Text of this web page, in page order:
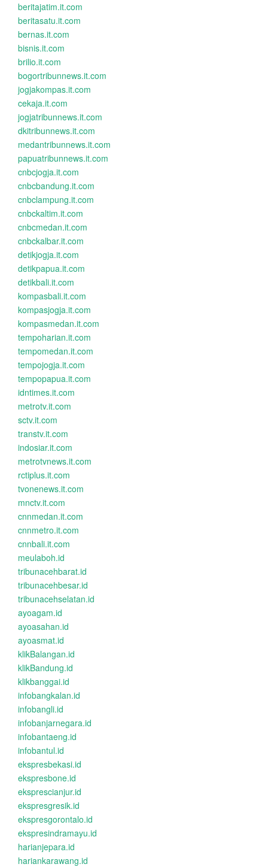
beritajatim.it.com
beritasatu.it.com
bernas.it.com
bisnis.it.com
brilio.it.com
bogortribunnews.it.com
jogjakompas.it.com
cekaja.it.com
jogjatribunnews.it.com
dkitribunnews.it.com
medantribunnews.it.com
papuatribunnews.it.com
cnbcjogja.it.com
cnbcbandung.it.com
cnbclampung.it.com
cnbckaltim.it.com
cnbcmedan.it.com
cnbckalbar.it.com
detikjogja.it.com
detikpapua.it.com
detikbali.it.com
kompasbali.it.com
kompasjogja.it.com
kompasmedan.it.com
tempoharian.it.com
tempomedan.it.com
tempojogja.it.com
tempopapua.it.com
idntimes.it.com
metrotv.it.com
sctv.it.com
transtv.it.com
indosiar.it.com
metrotvnews.it.com
rctiplus.it.com
tvonenews.it.com
mnctv.it.com
cnnmedan.it.com
cnnmetro.it.com
cnnbali.it.com
meulaboh.id
tribunacehbarat.id
tribunacehbesar.id
tribunacehselatan.id
ayoagam.id
ayoasahan.id
ayoasmat.id
klikBalangan.id
klikBandung.id
klikbanggai.id
infobangkalan.id
infobangli.id
infobanjarnegara.id
infobantaeng.id
infobantul.id
ekspresbekasi.id
ekspresbone.id
eksprescianjur.id
ekspresgresik.id
ekspresgorontalo.id
ekspresindramayu.id
harianjepara.id
hariankarawang.id